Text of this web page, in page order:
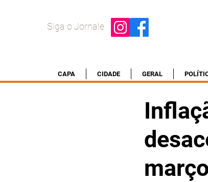
Siga o Jornale
CAPA CIDADE GERAL
março